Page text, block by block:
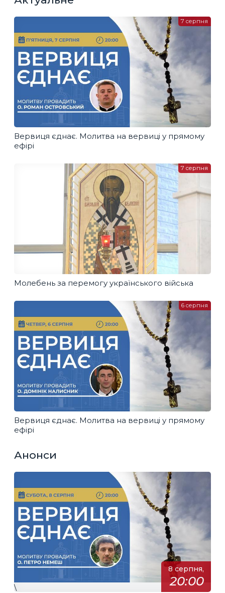
Вервиця єднає. Молитва на вервиці у прямому
ефірі
7 серпня
Молебень за перемогу українського війська
7 серпня
Вервиця єднає. Молитва на вервиці у прямому
ефірі
6 серпня
Анонси
8 серпня,
20:00
\